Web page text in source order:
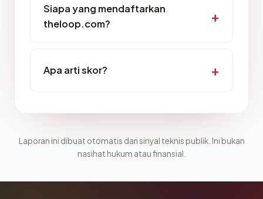
Siapa yang mendaftarkan
theloop.com?
Apa arti skor?
Laporan ini dibuat otomatis dari sinyal teknis publik. Ini bukan
nasihat hukum atau finansial.